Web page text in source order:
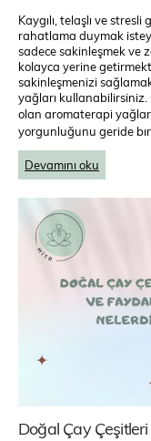
Kaygılı, telaşlı ve
rahatlama duymak
sadece sakinleşmek ve
kolayca yerine
sakinleşmenizi
yağları
olan aromaterapi
yorgunluğunu geride
Devamını oku
Doğal Çay